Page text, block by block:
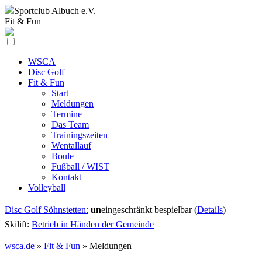
Sportclub Albuch e.V.
Fit & Fun
WSCA
Disc Golf
Fit & Fun
Start
Meldungen
Termine
Das Team
Trainingszeiten
Wentallauf
Boule
Fußball / WIST
Kontakt
Volleyball
Disc Golf Söhnstetten: uneingeschränkt bespielbar (Details)
Skilift: Betrieb in Händen der Gemeinde
wsca.de » Fit & Fun » Meldungen